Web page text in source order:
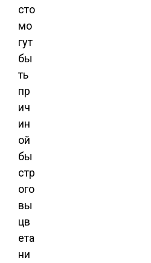
сто
мо
гут
бы
ть
пр
ич
ин
ой
бы
стр
ого
вы
цв
ета
ни